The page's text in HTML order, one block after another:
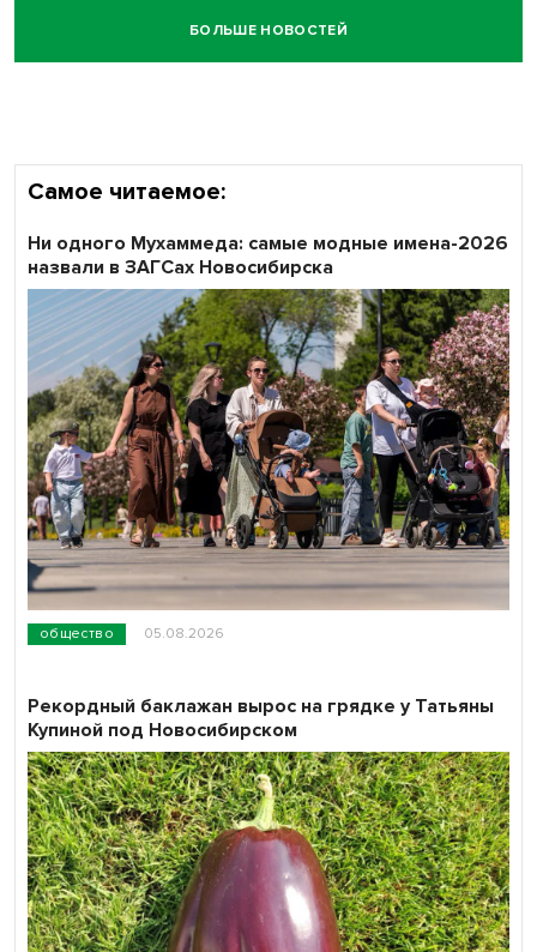
Честный выбор: видеонаблюдение обеспечит
объективность результатов ЕДГ в Новосибирской
БОЛЬШЕ НОВОСТЕЙ
Самое читаемое:
общество 05.08.2026
Ни одного Мухаммеда: самые модные имена-2026
назвали в ЗАГСах Новосибирска
Рекордный баклажан вырос на грядке у Татьяны
Купиной под Новосибирском